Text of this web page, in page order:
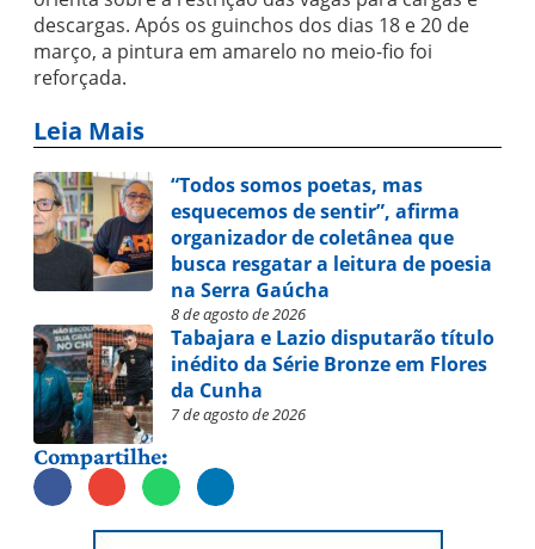
descargas. Após os guinchos dos dias 18 e 20 de
março, a pintura em amarelo no meio-fio foi
reforçada.
Leia Mais
“Todos somos poetas, mas
esquecemos de sentir”, afirma
organizador de coletânea que
busca resgatar a leitura de poesia
na Serra Gaúcha
8 de agosto de 2026
Tabajara e Lazio disputarão título
inédito da Série Bronze em Flores
da Cunha
7 de agosto de 2026
Compartilhe: